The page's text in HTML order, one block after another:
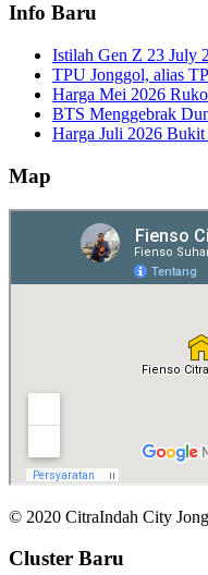
Info Baru
Istilah Gen Z 23 July
TPU Jonggol, alias
Harga Mei 2026
BTS Menggebrak
Harga Juli 2026
Map
© 2020 CitraIndah City
Cluster Baru